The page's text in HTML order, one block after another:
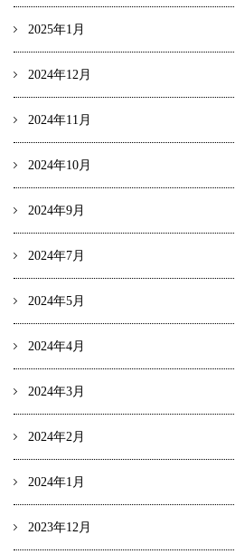
2025年1月
2024年12月
2024年11月
2024年10月
2024年9月
2024年7月
2024年5月
2024年4月
2024年3月
2024年2月
2024年1月
2023年12月